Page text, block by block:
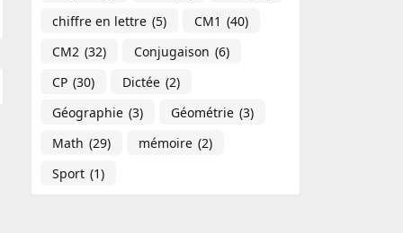
chiffre en lettre (5) CM1 (40)
CM2 (32) Conjugaison (6)
CP (30) Dictée (2)
Géographie​ (3) Géométrie (3)
Math (29) mémoire (2)
Sport (1)